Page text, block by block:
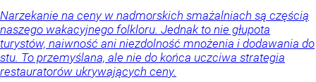
Narzekanie na ceny w nadmorskich smażalniach są częścią
naszego wakacyjnego folkloru. Jednak to nie głupota
turystów, naiwność ani niezdolność mnożenia i dodawania do
stu. To przemyślana, ale nie do końca uczciwa strategia
restauratorów ukrywających ceny.